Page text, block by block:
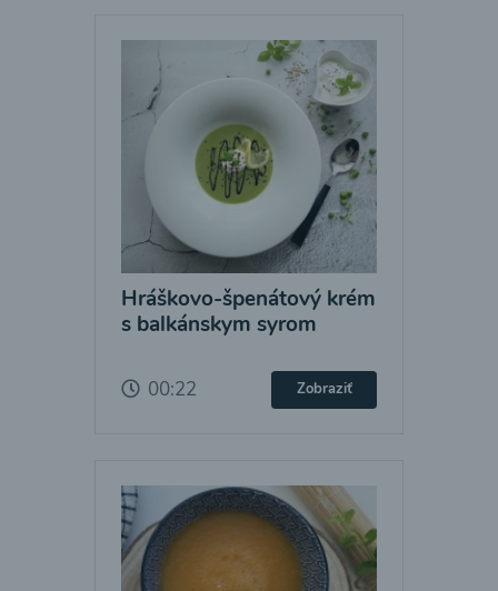
Hráškovo-špenátový krém
s balkánskym syrom
00:22 Zobraziť